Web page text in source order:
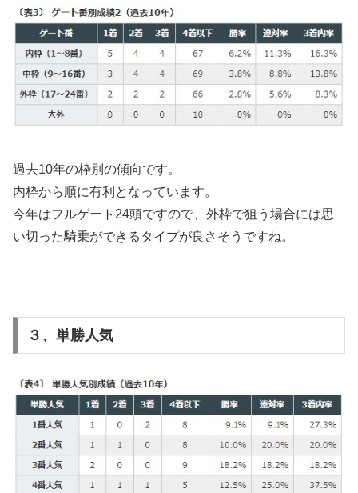
過去10年の枠別の傾向です。
内枠から順に有利となっています。
今年はフルゲート24頭ですので、外枠で狙う場合には思
い切った騎乗ができるタイプが良さそうですね。
３、単勝人気